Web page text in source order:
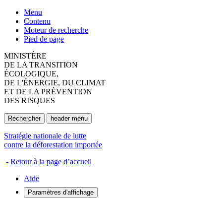
Menu
Contenu
Moteur de recherche
Pied de page
MINISTÈRE
DE LA TRANSITION
ÉCOLOGIQUE,
DE L'ÉNERGIE, DU CLIMAT
ET DE LA PRÉVENTION
DES RISQUES
Rechercher header menu
Stratégie nationale de lutte
contre la déforestation importée
- Retour à la page d’accueil
Aide
Paramètres d'affichage